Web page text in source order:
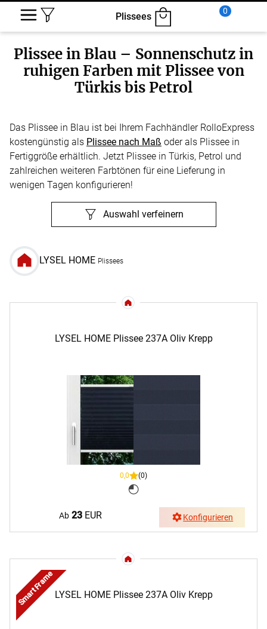
Plissees
0
Plissee in Blau – Sonnenschutz in
ruhigen Farben mit Plissee von
Türkis bis Petrol
Das Plissee in Blau ist bei Ihrem Fachhändler RolloExpress
kostengünstig als Plissee nach Maß oder als Plissee in
Fertiggröße erhältlich. Jetzt Plissee in Türkis, Petrol und
zahlreichen weiteren Farbtönen für eine Lieferung in
wenigen Tagen konfigurieren!
Auswahl verfeinern
LYSEL HOME Plissees
LYSEL HOME Plissee 237A Oliv Krepp
0,0 (0)
Ab 23 EUR Konfigurieren
LYSEL HOME Plissee 237A Oliv Krepp
Smart Frame